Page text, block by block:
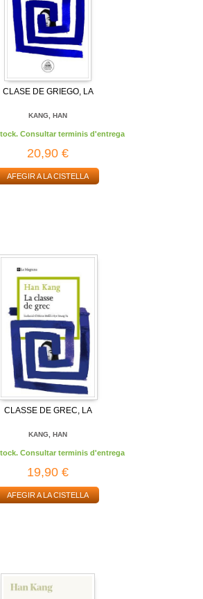
CLASE DE GRIEGO, LA
KANG, HAN
Consultar terminis d'entrega
20,90 €
AFEGIR A LA CISTELLA
CLASSE DE GREC, LA
KANG, HAN
Consultar terminis d'entrega
19,90 €
AFEGIR A LA CISTELLA